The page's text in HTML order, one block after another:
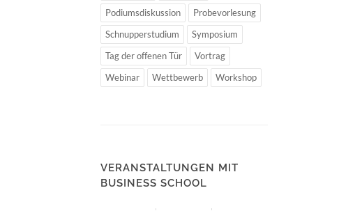
Podiumsdiskussion
Probevorlesung
Schnupperstudium
Symposium
Tag der offenen Tür
Vortrag
Webinar
Wettbewerb Workshop
VERANSTALTUNGEN MIT
BUSINESS SCHOOL